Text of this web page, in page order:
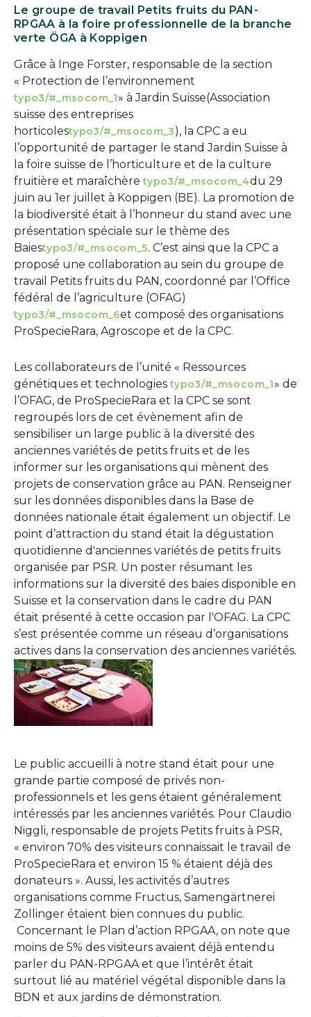
Le groupe de travail Petits fruits du PAN-
RPGAA à la foire professionnelle de la branche
verte ÖGA à Koppigen
Grâce à Inge Forster, responsable de la section
« Protection de l’environnement
typo3/#_msocom_1» à Jardin Suisse(Association
suisse des entreprises
horticolestypo3/#_msocom_3), la CPC a eu
l’opportunité de partager le stand Jardin Suisse à
la foire suisse de l’horticulture et de la culture
fruitière et maraîchèretypo3/#_msocom_4du 29
juin au 1er juillet à Koppigen (BE). La promotion de
la biodiversité était à l’honneur du stand avec une
présentation spéciale sur le thème des
Baiestypo3/#_msocom_5. C’est ainsi que la CPC a
proposé une collaboration au sein du groupe de
travail Petits fruits du PAN, coordonné par l’Office
fédéral de l’agriculture (OFAG)
typo3/#_msocom_6et composé des organisations
ProSpecieRara, Agroscope et de la CPC.
Show larger version
Les collaborateurs de l’unité « Ressources
génétiques et technologiestypo3/#_msocom_1» de
l’OFAG, de ProSpecieRara et la CPC se sont
regroupés lors de cet évènement afin de
sensibiliser un large public à la diversité des
anciennes variétés de petits fruits et de les
informer sur les organisations qui mènent des
projets de conservation grâce au PAN. Renseigner
sur les données disponibles dans la Base de
données nationale était également un objectif. Le
point d’attraction du stand était la dégustation
quotidienne d'anciennes variétés de petits fruits
organisée par PSR. Un poster résumant les
informations sur la diversité des baies disponible en
Suisse et la conservation dans le cadre du PAN
était présenté à cette occasion par l'OFAG. La CPC
s’est présentée comme un réseau d’organisations
actives dans la conservation des anciennes variétés.
Le public accueilli à notre stand était pour une
grande partie composé de privés non-
professionnels et les gens étaient généralement
intéressés par les anciennes variétés. Pour Claudio
Niggli, responsable de projets Petits fruits à PSR,
« environ 70% des visiteurs connaissait le travail de
ProSpecieRara et environ 15 % étaient déjà des
donateurs ». Aussi, les activités d’autres
organisations comme Fructus, Samengärtnerei
Zollinger étaient bien connues du public.
Concernant le Plan d’action RPGAA, on note que
moins de 5% des visiteurs avaient déjà entendu
parler du PAN-RPGAA et que l’intérêt était
surtout lié au matériel végétal disponible dans la
BDN et aux jardins de démonstration.